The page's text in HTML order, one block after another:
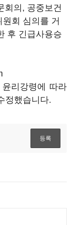
회의, 공중보건
회 심의를 거
후 긴급사용승
리강령에 따라
정했습니다.